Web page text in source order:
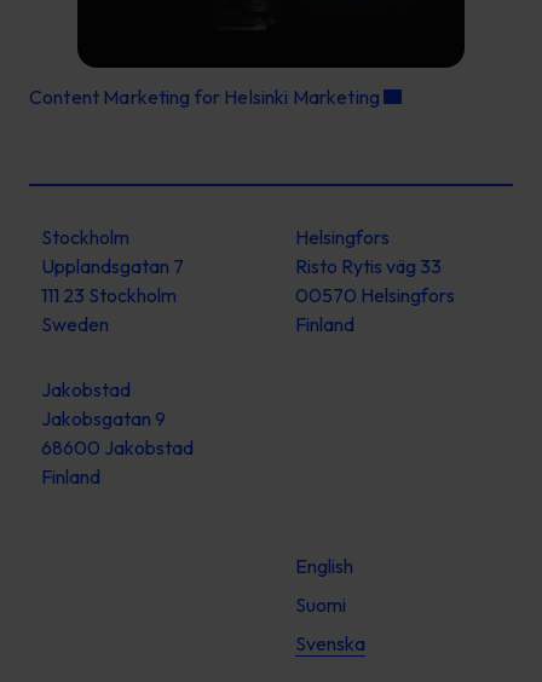
Content Marketing for Helsinki Marketing
Stockholm
Upplandsgatan 7
111 23 Stockholm
Sweden
Helsingfors
Risto Rytis väg 33
00570 Helsingfors
Finland
Jakobstad
Jakobsgatan 9
68600 Jakobstad
Finland
English
Suomi
Svenska